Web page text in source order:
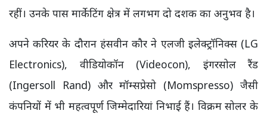
रहीं। उनके पास मार्केटिंग क्षेत्र में लगभग दो दशक का अनुभव है।
अपने करियर के दौरान हंसवीन कौर ने एलजी इलेक्ट्रॉनिक्स (LG
Electronics), वीडियोकॉन (Videocon), इंगरसोल रैंड
(Ingersoll Rand) और मॉम्सप्रेसो (Momspresso) जैसी
कंपनियों में भी महत्वपूर्ण जिम्मेदारियां निभाई हैं। विक्रम सोलर के